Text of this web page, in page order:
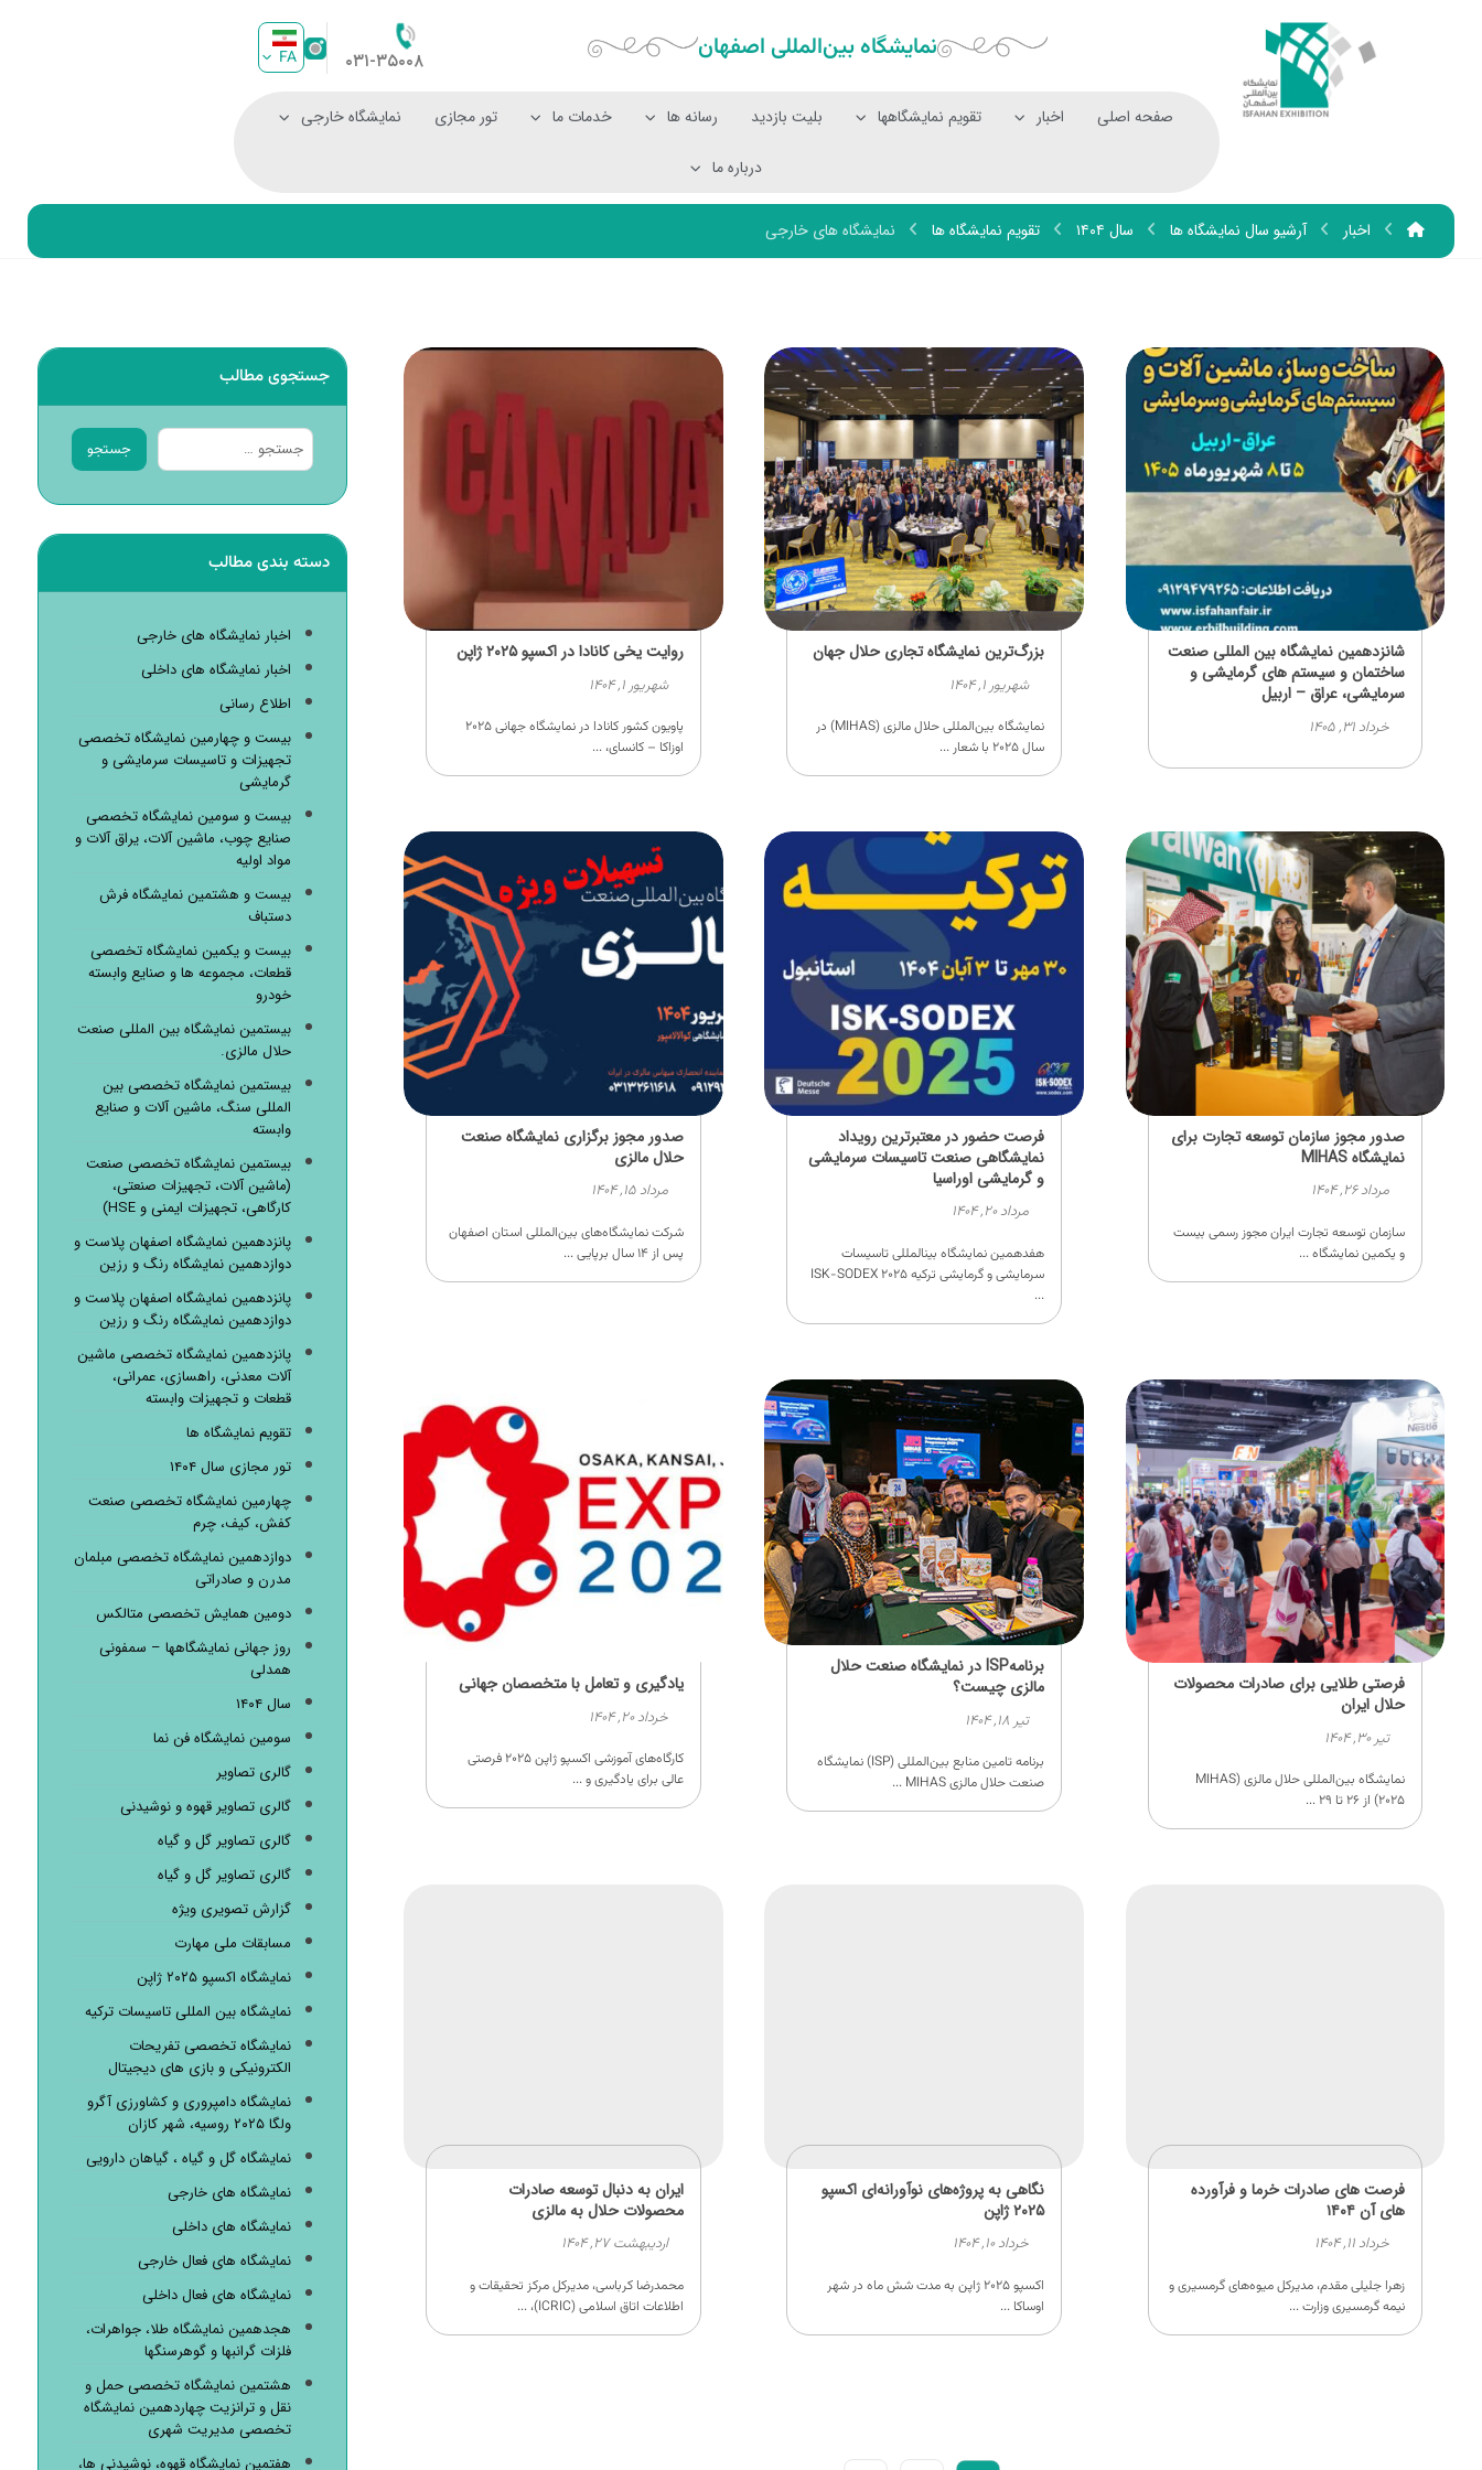
نمایشگاه بین‌المللی‌ اصفهان ۰۳۱-۳۵۰۰۸ FA
صفحه اصلی اخبار تقویم نمایشگاهها بلیت بازدید رسانه ها خدمات ما تور مجازی نمایشگاه خارجی
درباره ما
اخبار آرشیو سال نمایشگاه ها سال ۱۴۰۴ تقویم نمایشگاه ها نمایشگاه های خارجی
شانزدهمین نمایشگاه بین المللی صنعت
ساختمان و سیستم های گرمایشی و
سرمایشی، عراق – اربیل
خرداد ۳۱, ۱۴۰۵
بزرگ‌ترین نمایشگاه تجاری حلال جهان
شهریور ۱, ۱۴۰۴
نمایشگاه بین‌المللی حلال مالزی (MIHAS) در
سال ۲۰۲۵ با شعار ...
روایت یخی کانادا در اکسپو ۲۰۲۵ ژاپن
شهریور ۱, ۱۴۰۴
پاویون کشور کانادا در نمایشگاه جهانی ۲۰۲۵
اوزاکا – کانسای، ...
صدور مجوز سازمان توسعه تجارت برای
نمایشگاه MIHAS
مرداد ۲۶, ۱۴۰۴
سازمان توسعه تجارت ایران مجوز رسمی بیست
و یکمین نمایشگاه ...
فرصت حضور در معتبرترین رویداد
نمایشگاهی صنعت تاسیسات سرمایشی
و گرمایشی اوراسیا
مرداد ۲۰, ۱۴۰۴
هفدهمین نمایشگاه بینالمللی تاسیسات
سرمایشی و گرمایشی ترکیه ISK-SODEX ۲۰۲۵
...
صدور مجوز برگزاری نمایشگاه صنعت
حلال مالزی
مرداد ۱۵, ۱۴۰۴
شرکت نمایشگاه‌های بین‌المللی استان اصفهان
پس از ۱۴ سال برپایی ...
فرصتی طلایی برای صادرات محصولات
حلال ایران
تیر ۳۰, ۱۴۰۴
نمایشگاه بین‌المللی حلال مالزی (MIHAS
۲۰۲۵) از ۲۶ تا ۲۹ ...
برنامهISP در نمایشگاه صنعت حلال
مالزی چیست؟
تیر ۱۸, ۱۴۰۴
برنامه تامین منابع بین‌المللی (ISP) نمایشگاه
صنعت حلال مالزی MIHAS ...
یادگیری و تعامل با متخصصان جهانی
خرداد ۲۰, ۱۴۰۴
کارگاه‌های آموزشی اکسپو ژاپن ۲۰۲۵ فرصتی
عالی برای یادگیری و ...
فرصت های صادرات خرما و فرآورده
های آن ۱۴۰۴
خرداد ۱۱, ۱۴۰۴
زهرا جلیلی مقدم، مدیرکل میوه‌های گرمسیری و
نیمه گرمسیری وزارت ...
نگاهی به پروژه‌های نوآورانه‌ای اکسپو
۲۰۲۵ ژاپن
خرداد ۱۰, ۱۴۰۴
اکسپو ۲۰۲۵ ژاپن به مدت شش ماه در شهر
اوساکا ...
ایران به دنبال توسعه صادرات
محصولات حلال به مالزی
اردیبهشت ۲۷, ۱۴۰۴
محمدرضا کرباسی، مدیرکل مرکز تحقیقات و
اطلاعات اتاق اسلامی (ICRIC)، ...
جستجوی مطالب
جستجو
دسته بندی مطالب
اخبار نمایشگاه های خارجی
اخبار نمایشگاه های داخلی
اطلاع رسانی
بیست و چهارمین نمایشگاه تخصصی
تجهیزات و تاسیسات سرمایشی و
گرمایشی
بیست و سومین نمایشگاه تخصصی
صنایع چوب، ماشین آلات، یراق آلات و
مواد اولیه
بیست و هشتمین نمایشگاه فرش
دستباف
بیست و یکمین نمایشگاه تخصصی
قطعات، مجموعه ها و صنایع وابسته
خودرو
بیستمین نمایشگاه بین المللی صنعت
حلال مالزی.
بیستمین نمایشگاه تخصصی بین
المللی سنگ، ماشین آلات و صنایع
وابسته
بیستمین نمایشگاه تخصصی صنعت
(ماشین آلات، تجهیزات صنعتی،
کارگاهی، تجهیزات ایمنی و HSE)
پانزدهمین نمایشگاه اصفهان پلاست و
دوازدهمین نمایشگاه رنگ و رزین
پانزدهمین نمایشگاه اصفهان پلاست و
دوازدهمین نمایشگاه رنگ و رزین
پانزدهمین نمایشگاه تخصصی ماشین
آلات معدنی، راهسازی، عمرانی،
قطعات و تجهیزات وابسته
تقویم نمایشگاه ها
تور مجازی سال ۱۴۰۴
چهارمین نمایشگاه تخصصی صنعت
کفش، کیف، چرم
دوازدهمین نمایشگاه تخصصی مبلمان
مدرن و صادراتی
دومین همایش تخصصی متالکس
روز جهانی نمایشگاهها – سمفونی
همدلی
سال ۱۴۰۴
سومین نمایشگاه فن نما
گالری تصاویر
گالری تصاویر قهوه و نوشیدنی
گالری تصاویر گل و گیاه
گالری تصاویر گل و گیاه
گزارش تصویری ویژه
مسابقات ملی مهارت
نمایشگاه اکسپو ۲۰۲۵ ژاپن
نمایشگاه بین المللی تاسیسات ترکیه
نمایشگاه تخصصی تفریحات
الکترونیکی و بازی های دیجیتال
نمایشگاه دامپروری و کشاورزی آگرو
ولگا ۲۰۲۵ روسیه، شهر کازان
نمایشگاه گل و گیاه ، گیاهان دارویی
نمایشگاه های خارجی
نمایشگاه های داخلی
نمایشگاه های فعال خارجی
نمایشگاه های فعال داخلی
هجدهمین نمایشگاه طلا، جواهرات،
فلزات گرانبها و گوهرسنگها
هشتمین نمایشگاه تخصصی حمل و
نقل و ترانزیت چهاردهمین نمایشگاه
تخصصی مدیریت شهری
هفتمین نمایشگاه قهوه، نوشیدنی ها،